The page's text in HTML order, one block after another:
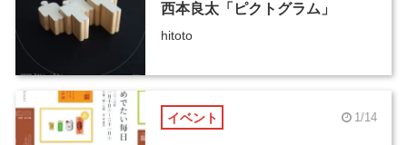
西本良太「ピクトグラム」
hitoto
イベント 1/14